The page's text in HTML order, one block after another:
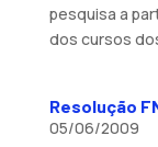
pesquisa a
dos cursos
Resolução
05/06/2009